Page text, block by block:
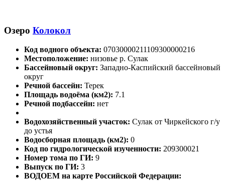
Озеро Колокол
Код водного объекта: 07030000211109300000216
Местоположение: низовье р. Сулак
Бассейновый округ: Западно-Каспийский бассейновый
округ
Речной бассейн: Терек
Площадь водоёма (км2): 7.1
Речной подбассейн: нет
Водохозяйственный участок: Сулак от Чиркейского г/у
до устья
Водосборная площадь (км2): 0
Код по гидрологической изученности: 209300021
Номер тома по ГИ: 9
Выпуск по ГИ: 3
ВОДОЕМ на карте Российской Федерации: